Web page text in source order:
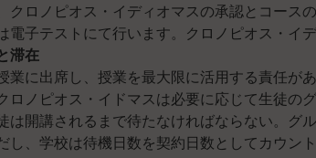
クロノピオス・イディオマスの承認とコース
電子テストにて行います。クロノピオス・イ
滞在
業に出席し、授業を最大限に活用する責任が
ロノピオス・イドマスは必要に応じて生徒の
は開講されるまで待たなければならない。グ
し、学校は待機日数を契約日数としてカウン